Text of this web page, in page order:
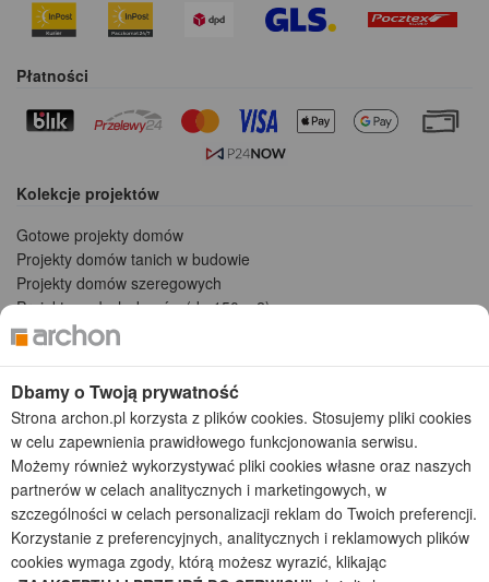
Płatności
Kolekcje projektów
Gotowe projekty domów
Projekty domów tanich w budowie
Projekty domów szeregowych
Projekty małych domów (do 150 m2)
Projekty domów wielorodzinnych
Projekty domów nowoczesnych
Projekty domów parterowych
2026 © ARCHON+ Biuro Projektów - Tradycyjne i nowoczesne gotowe
projekty domów - autorska pracownia architektoniczna założona w 1990r.
przez arch. Barbarę Mendel
Z uwagi na ciągłe doskonalenie procesu powstawania projektów (zgodnie z
normą ISO 9001), prezentowane na stronie projekty domów mogą
nieznacznie różnić się od dokumentacji technicznej.
Dbamy o Twoją prywatność
Strona archon.pl korzysta z plików cookies. Stosujemy pliki cookies
w celu zapewnienia prawidłowego funkcjonowania serwisu.
Możemy również wykorzystywać pliki cookies własne oraz naszych
partnerów w celach analitycznych i marketingowych, w
szczególności w celach personalizacji reklam do Twoich preferencji.
Korzystanie z preferencyjnych, analitycznych i reklamowych plików
cookies wymaga zgody, którą możesz wyrazić, klikając